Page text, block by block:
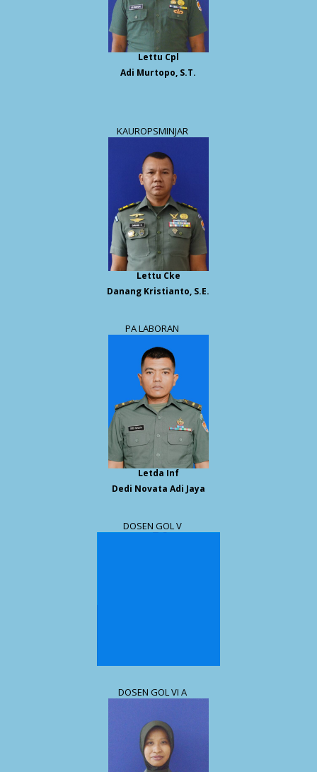
Lettu Cpl
Adi Murtopo, S.T.
KAUROPSMINJAR
Lettu Cke
Danang Kristianto, S.E.
PA LABORAN
Letda Inf
Dedi Novata Adi Jaya
DOSEN GOL V
DOSEN GOL VI A